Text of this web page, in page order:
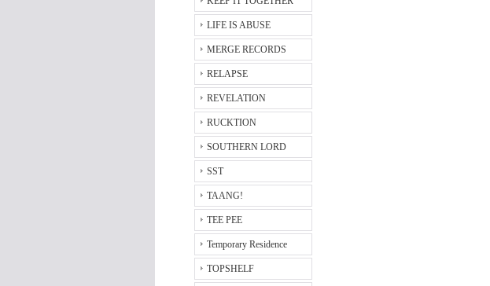
LIFE IS ABUSE
MERGE RECORDS
RELAPSE
REVELATION
RUCKTION
SOUTHERN LORD
SST
TAANG!
TEE PEE
Temporary Residence
TOPSHELF